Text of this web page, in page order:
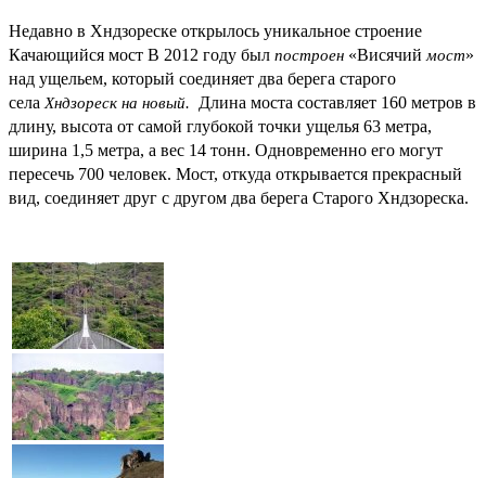
Недавно в Хндзореске открылось уникальное строение
Качающийся мост В 2012 году был построен «Висячий мост»
над ущельем, который соединяет два берега старого
села Хндзореск на новый. Длина моста составляет 160 метров в
длину, высота от самой глубокой точки ущелья 63 метра,
ширина 1,5 метра, а вес 14 тонн. Одновременно его могут
пересечь 700 человек. Мост, откуда открывается прекрасный
вид, соединяет друг с другом два берега Старого Хндзореска.